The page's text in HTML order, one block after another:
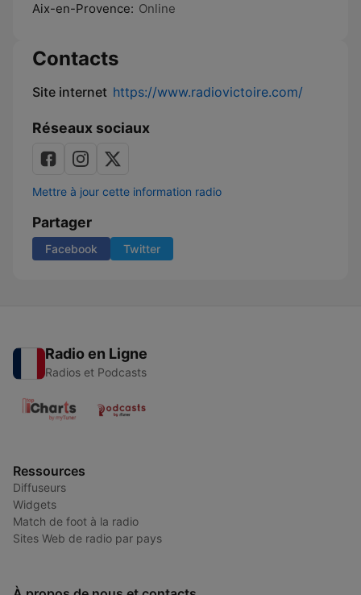
Aix-en-Provence: Online
Contacts
Site internet https://www.radiovictoire.com/
Réseaux sociaux
Mettre à jour cette information radio
Partager
Facebook Twitter
Radio en Ligne
Radios et Podcasts
Ressources
Diffuseurs
Widgets
Match de foot à la radio
Sites Web de radio par pays